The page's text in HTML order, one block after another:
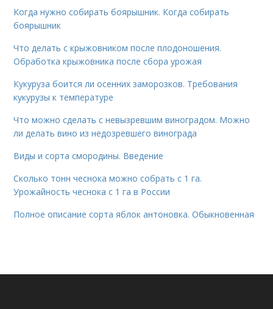
Когда нужно собирать боярышник. Когда собирать
боярышник
Что делать с крыжовником после плодоношения.
Обработка крыжовника после сбора урожая
Кукуруза боится ли осенних заморозков. Требования
кукурузы к температуре
Что можно сделать с невызревшим виноградом. Можно
ли делать вино из недозревшего винограда
Виды и сорта смородины. Введение
Сколько тонн чеснока можно собрать с 1 га.
Урожайность чеснока с 1 га в России
Полное описание сорта яблок антоновка. Обыкновенная